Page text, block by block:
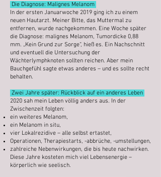
Die Diagnose: Malignes Melanom
In der ersten Januarwoche 2019 ging ich zu einem
neuen Hautarzt. Meiner Bitte, das Muttermal zu
entfernen, wurde nachgekommen. Eine Woche später
die Diagnose: malignes Melanom, Tumordicke 0,88
mm. „Kein Grund zur Sorge“, hieß es. Ein Nachschnitt
und eventuell die Untersuchung der
Wächterlymphknoten sollten reichen. Aber mein
Bauchgefühl sagte etwas anderes – und es sollte recht
behalten.
Zwei Jahre später: Rückblick auf ein anderes Leben
2020 sah mein Leben völlig anders aus. In der
Zwischenzeit folgten:
ein weiteres Melanom,
ein Melanom in situ,
vier Lokalrezidive – alle selbst ertastet,
Operationen, Therapiestarts, -abbrüche, -umstellungen,
zahlreiche Nebenwirkungen, die bis heute nachwirken.
Diese Jahre kosteten mich viel Lebensenergie –
körperlich wie seelisch.